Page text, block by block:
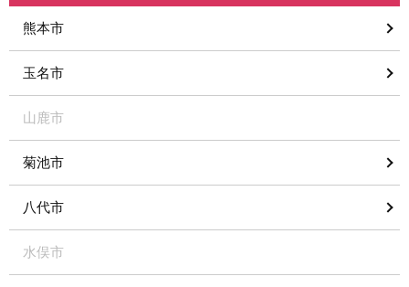
熊本市
玉名市
山鹿市
菊池市
八代市
水俣市